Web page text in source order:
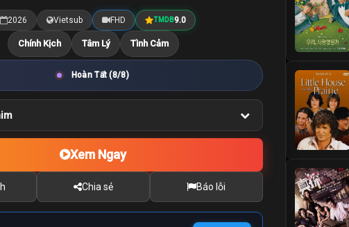
2026 Vietsub FHD TMDB9.0
Chính Kịch Tâm Lý Tình Cảm
Hoàn Tất (8/8)
Xem Ngay
Chia sẻ Báo lỗi